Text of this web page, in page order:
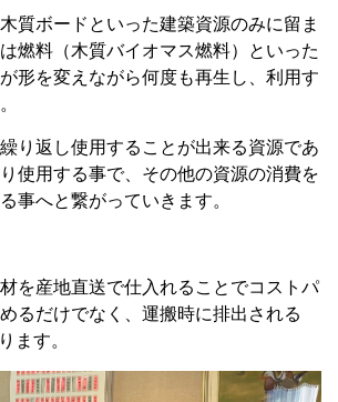
質ボードといった建築資源のみに留ま
燃料（木質バイオマス燃料）といった
形を変えながら何度も再生し、利用す
り返し使用することが出来る資源であ
使用する事で、その他の資源の消費を
事へと繋がっていきます。
を産地直送で仕入れることでコストパ
るだけでなく、運搬時に排出される
ます。